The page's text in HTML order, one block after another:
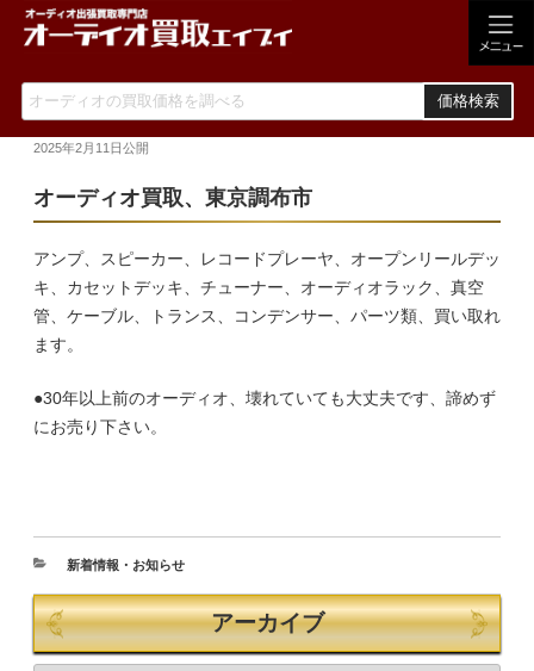
価格検索
2025年2月11日公開
オーディオ買取、東京調布市
アンプ、スピーカー、レコードプレーヤ、オープンリールデッ
キ、カセットデッキ、チューナー、オーディオラック、真空
管、ケーブル、トランス、コンデンサー、パーツ類、買い取れ
ます。
●30年以上前のオーディオ、壊れていても大丈夫です、諦めず
にお売り下さい。
新着情報・お知らせ
アーカイブ